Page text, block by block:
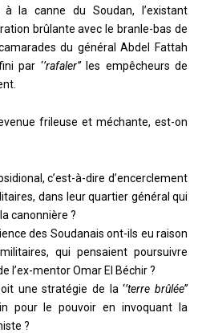
la canne du Soudan, l’existant
brûlante avec le branle-bas de
du général Abdel Fattah
par ‘’rafaler’’ les empêcheurs de
frileuse et méchante, est-on
c’est-à-dire d’encerclement
dans leur quartier général qui
canonnière ?
des Soudanais ont-ils eu raison
qui pensaient poursuivre
l’ex-mentor Omar El Béchir ?
une stratégie de la ‘’terre brûlée’’
pour le pouvoir en invoquant la
?